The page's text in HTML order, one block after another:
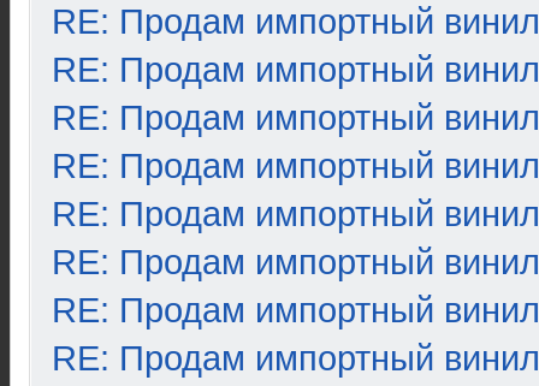
RE: Продам импортный винил
RE: Продам импортный винил
RE: Продам импортный винил
RE: Продам импортный винил
RE: Продам импортный винил
RE: Продам импортный винил
RE: Продам импортный винил
RE: Продам импортный винил